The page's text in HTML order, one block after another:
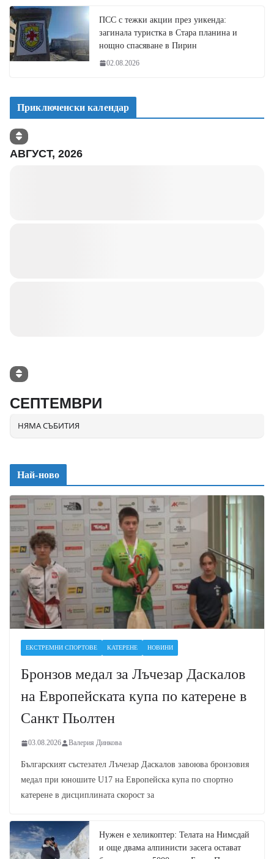
ПСС с тежки акции през уикенда:
загинала туристка в Стара планина и
нощно спасяване в Пирин
02.08.2026
Приключенски календар
АВГУСТ, 2026
СЕПТЕМВРИ
НЯМА СЪБИТИЯ
Най-ново
ЕКСТРЕМНИ СПОРТОВЕ КАТЕРЕНЕ НОВИНИ
Бронзов медал за Лъчезар Даскалов
на Европейската купа по катерене в
Санкт Пьолтен
03.08.2026 Валерия Динкова
Българският състезател Лъчезар Даскалов завоюва бронзовия
медал при юношите U17 на Европейска купа по спортно
катерене в дисциплината скорост за
Нужен е хеликоптер: Телата на Нимсдай
и още двама алпинисти засега остават